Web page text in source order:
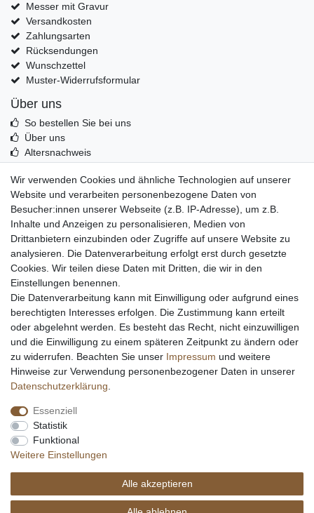
Messer mit Gravur
Versandkosten
Zahlungsarten
Rücksendungen
Wunschzettel
Muster-Widerrufsformular
Über uns
So bestellen Sie bei uns
Über uns
Altersnachweis
Echtheit von Kundenbewertungen
Messer Info Forum
Messer schärfen
Messerhersteller
Stahltabelle
Stahlarten
Rockwell Härte
Messerarten
Klingenformen
Holzarten
Impressum Daten­schutz­erklärung AGB
Widerrufs­recht
© Copyright Alle Preisangaben sind inkl. gesetzlicher Mehrwertsteuer und zzgl.
Wir verwenden Cookies und ähnliche Technologien auf unserer
Website und verarbeiten personenbezogene Daten von
Besucher:innen unserer Webseite (z.B. IP-Adresse), um z.B.
Inhalte und Anzeigen zu personalisieren, Medien von
Drittanbietern einzubinden oder Zugriffe auf unsere Website zu
analysieren. Die Datenverarbeitung erfolgt erst durch gesetzte
Cookies. Wir teilen diese Daten mit Dritten, die wir in den
Einstellungen benennen.
Die Datenverarbeitung kann mit Einwilligung oder aufgrund eines
berechtigten Interesses erfolgen. Die Zustimmung kann erteilt
oder abgelehnt werden. Es besteht das Recht, nicht einzuwilligen
und die Einwilligung zu einem späteren Zeitpunkt zu ändern oder
zu widerrufen. Beachten Sie unser Impressum und weitere
Hinweise zur Verwendung personenbezogener Daten in unserer
Daten­schutz­erklärung
Essenziell
Statistik
Funktional
Weitere Einstellungen
Alle akzeptieren